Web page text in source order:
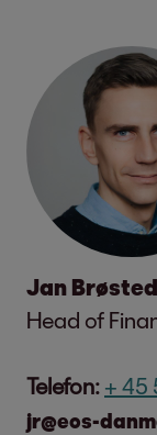
Jan
Head of
Telefon: + 45
jr@eos-